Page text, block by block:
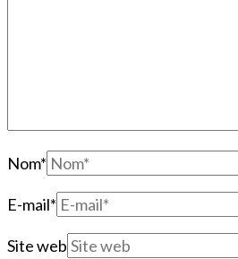
Nom*
E-mail*
Site web